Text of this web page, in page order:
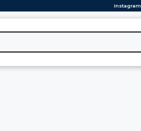
Instagram